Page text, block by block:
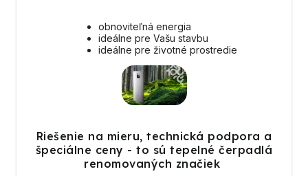
obnoviteľná energia
ideálne pre Vašu stavbu
ideálne pre životné prostredie
Riešenie na mieru, technická podpora a
špeciálne ceny - to sú tepelné čerpadlá
renomovaných značiek